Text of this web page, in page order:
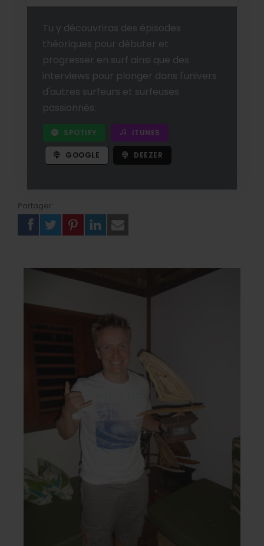
Tu y découvriras des épisodes
théoriques pour débuter et
progresser en surf ainsi que des
interviews pour plonger dans l'univers
d'autres surfeurs et surfeuses
passionnés.
SPOTIFY ITUNES
GOOGLE DEEZER
Partager: